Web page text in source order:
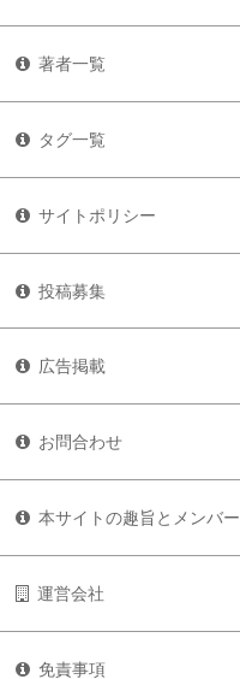
著者一覧
タグ一覧
サイトポリシー
投稿募集
広告掲載
お問合わせ
本サイトの趣旨とメンバー
運営会社
免責事項